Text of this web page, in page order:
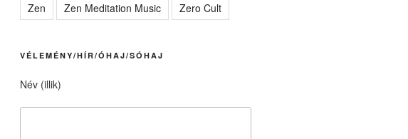
Zen
Zen Meditation Music Zero Cult
VÉLEMÉNY/HÍR/ÓHAJ/SÓHAJ
Név (illik)